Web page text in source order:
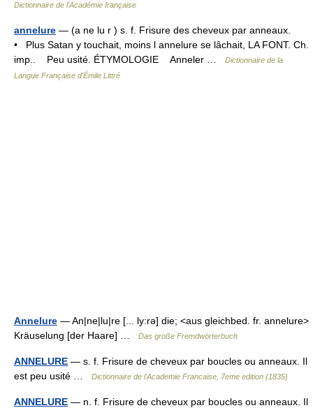
Dictionnaire de l'Académie française
annelure — (a ne lu r ) s. f. Frisure des cheveux par anneaux.
• Plus Satan y touchait, moins l annelure se lâchait, LA FONT. Ch.
imp.. Peu usité. ÉTYMOLOGIE Anneler …
Dictionnaire de la
Langue Française d'Émile Littré
Annelure — An|ne|lu|re [... ly:rə] die; <aus gleichbed. fr. annelure>
Kräuselung [der Haare] …
Das große Fremdwörterbuch
ANNELURE — s. f. Frisure de cheveux par boucles ou anneaux. Il
est peu usité …
Dictionnaire de l'Academie Francaise, 7eme edition (1835)
ANNELURE — n. f. Frisure de cheveux par boucles ou anneaux. Il